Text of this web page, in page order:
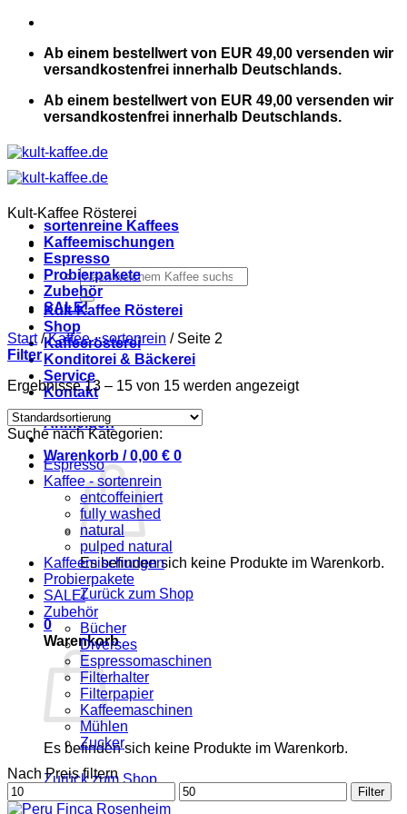
Zum
springenAb einem bestellwert von EUR 49,00 versenden wir
versandkostenfrei innerhalb Deutschlands.
Ab einem bestellwert von EUR 49,00 versenden wir
versandkostenfrei innerhalb Deutschlands.
Kult-Kaffee Rösterei
Suchen
nach:
Kult-Kaffee Rösterei
Shop
Kaffeerösterei
Konditorei & Bäckerei
Service
Kontakt
Anmelden
Warenkorb /0,00 € 0
Es befinden sich keine Produkte im Warenkorb.
Zurück zum Shop
0
Warenkorb
Es befinden sich keine Produkte im Warenkorb.
Zurück zum Shop
sortenreine Kaffees
Kaffeemischungen
Espresso
Probierpakete
Zubehör
SALE!
Start / Kaffee - sortenrein /Seite 2
Filter
Ergebnisse 13 – 15 von 15 werden angezeigt
Suche nach Kategorien:
Espresso
Kaffee - sortenrein
entcoffeiniert
fully washed
natural
pulped natural
Kaffeemischungen
Probierpakete
SALE!
Zubehör
Bücher
Diverses
Espressomaschinen
Filterhalter
Filterpapier
Kaffeemaschinen
Mühlen
Zucker
Nach Preis filtern
Min.
Preis
Max.
Preis
Filter